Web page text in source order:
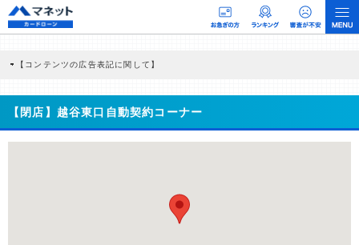
【コンテンツの広告表記に関して】
商品を根拠なくPRするものではなく、当編集部の調査／ユーザーへの口コミ収集な
どに基づき、公平性を担保した情報提供を行っています。
>提携企業一覧
【閉店】越谷東口自動契約コーナー